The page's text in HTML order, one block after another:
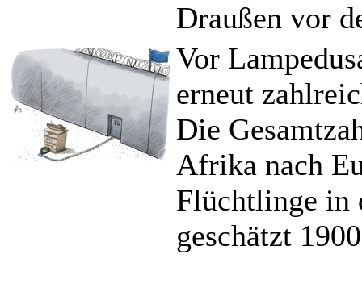
Draußen vor
Vor
erneut
Die
Afrika nach
Flüchtlinge in
geschätzt